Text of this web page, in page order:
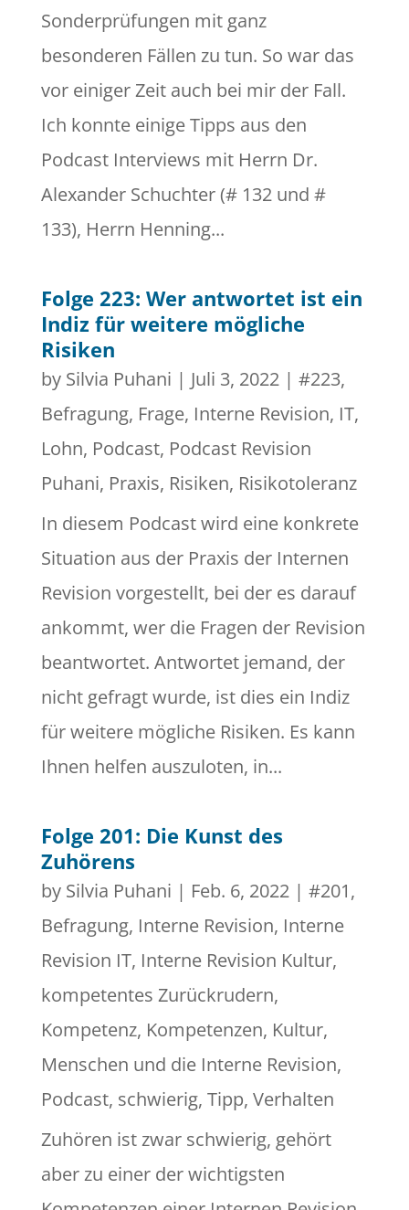
Sonderprüfungen mit ganz
besonderen Fällen zu tun. So war das
vor einiger Zeit auch bei mir der Fall.
Ich konnte einige Tipps aus den
Podcast Interviews mit Herrn Dr.
Alexander Schuchter (# 132 und #
133), Herrn Henning...
Folge 223: Wer antwortet ist ein
Indiz für weitere mögliche
Risiken
by Silvia Puhani | Juli 3, 2022| #223,
Befragung, Frage, Interne Revision, IT,
Lohn, Podcast, Podcast Revision
Puhani, Praxis, Risiken, Risikotoleranz
In diesem Podcast wird eine konkrete
Situation aus der Praxis der Internen
Revision vorgestellt, bei der es darauf
ankommt, wer die Fragen der Revision
beantwortet. Antwortet jemand, der
nicht gefragt wurde, ist dies ein Indiz
für weitere mögliche Risiken. Es kann
Ihnen helfen auszuloten, in...
Folge 201: Die Kunst des
Zuhörens
by Silvia Puhani | Feb. 6, 2022| #201,
Befragung, Interne Revision, Interne
Revision IT, Interne Revision Kultur,
kompetentes Zurückrudern,
Kompetenz, Kompetenzen, Kultur,
Menschen und die Interne Revision,
Podcast, schwierig, Tipp, Verhalten
Zuhören ist zwar schwierig, gehört
aber zu einer der wichtigsten